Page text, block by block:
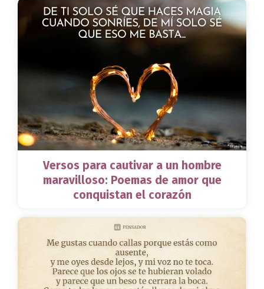
Versos para cautivar a un hombre
maravilloso: Poemas de amor que
conquistan el corazón